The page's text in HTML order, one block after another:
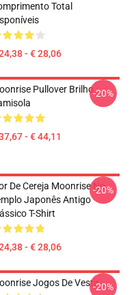
Total
- € 28,06
Pullover Brilho
- € 44,11
-20%
De Cereja Moonrise No
Japonês Antigo
T-Shirt
- € 28,06
-20%
Jogos De Vestir-20%